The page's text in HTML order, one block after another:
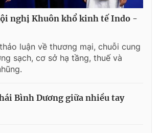
nghị Khuôn khổ kinh tế Indo -
luận về thương mại, chuỗi cung
sạch, cơ sở hạ tầng, thuế và
Bình Dương giữa nhiều tay